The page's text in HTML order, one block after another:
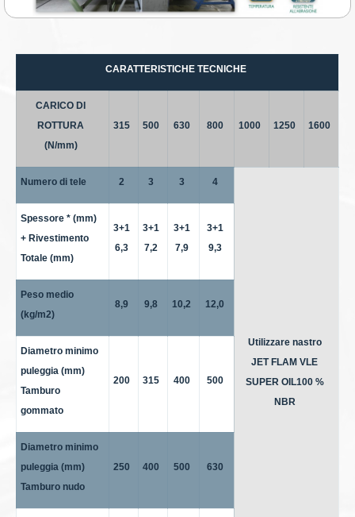
CARATTERISTICHE TECNICHE
CARICO DI
ROTTURA
(N/mm)
315 500 630 800 1000 1250 1600
Numero di tele 2 3 3 4
Utilizzare nastro
JET FLAM VLE
SUPER OIL100 %
NBR
Spessore * (mm)
+ Rivestimento
Totale (mm)
3+1
6,3
3+1
7,2
3+1
7,9
3+1
9,3
Peso medio
(kg/m2)
8,9 9,8 10,2 12,0
Diametro minimo
puleggia (mm)
Tamburo
gommato
200 315 400 500
Diametro minimo
puleggia (mm)
Tamburo nudo
250 400 500 630